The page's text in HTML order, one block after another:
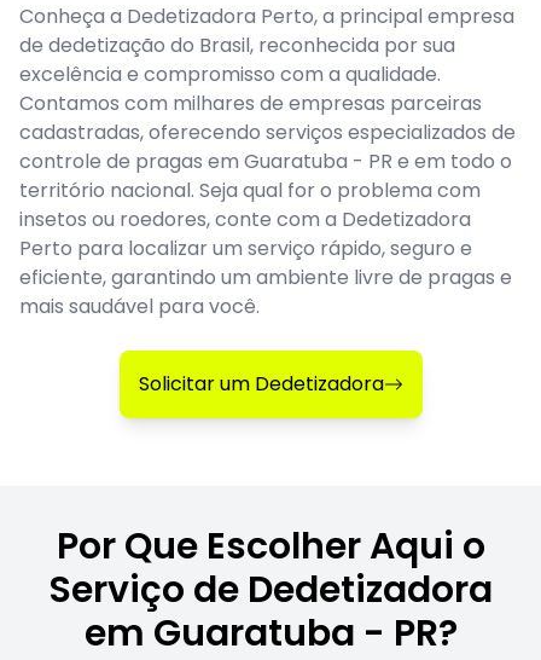
Conheça a Dedetizadora Perto, a principal empresa
de dedetização do Brasil, reconhecida por sua
excelência e compromisso com a qualidade.
Contamos com milhares de empresas parceiras
cadastradas, oferecendo serviços especializados de
controle de pragas em Guaratuba - PR e em todo o
território nacional. Seja qual for o problema com
insetos ou roedores, conte com a Dedetizadora
Perto para localizar um serviço rápido, seguro e
eficiente, garantindo um ambiente livre de pragas e
mais saudável para você.
Solicitar um Dedetizadora
Por Que Escolher Aqui o
Serviço de Dedetizadora
em Guaratuba - PR?